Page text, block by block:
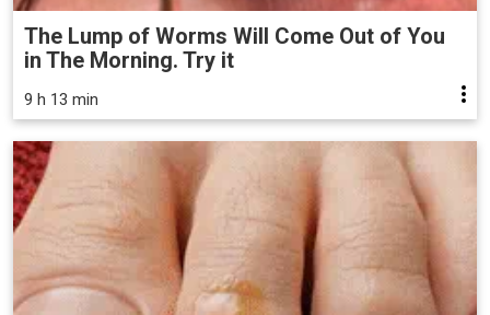
The Lump of Worms Will Come Out of You
in The Morning. Try it
9 h 13 min